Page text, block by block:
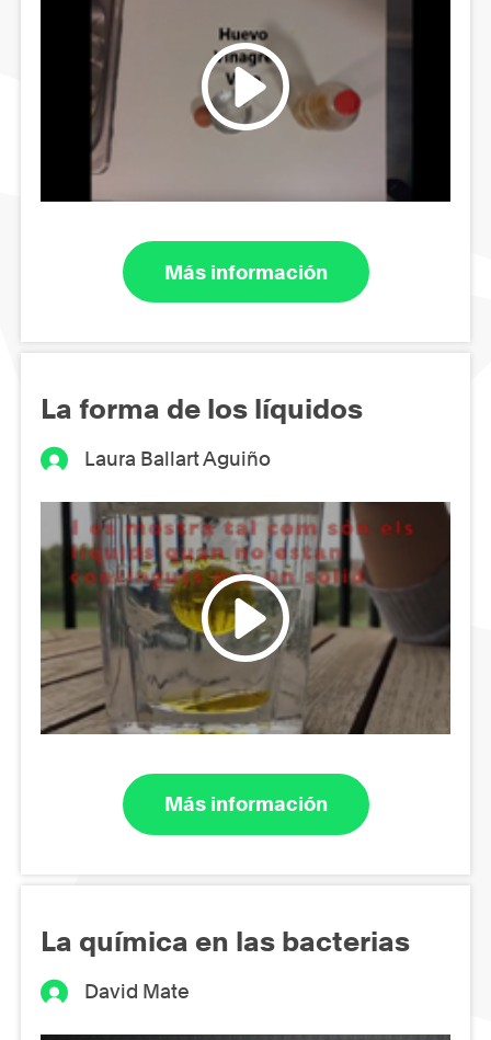
Más información
La forma de los líquidos
Laura Ballart Aguiño
Más información
La química en las bacterias
David Mate